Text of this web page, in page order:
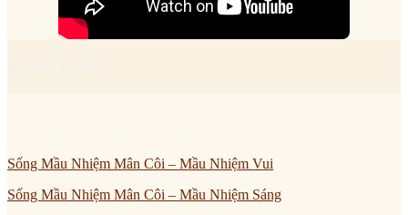
Sống Mầu Nhiệm Mân Côi – Mầu Nhiệm Vui
Sống Mầu Nhiệm Mân Côi – Mầu Nhiệm Sáng